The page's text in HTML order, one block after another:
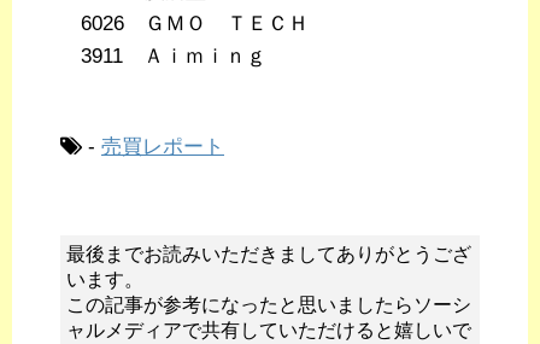
6026 ＧＭＯ ＴＥＣＨ
3911 Ａｉｍｉｎｇ
- 売買レポート
最後までお読みいただきましてありがとうござ
います。
この記事が参考になったと思いましたらソーシ
ャルメディアで共有していただけると嬉しいで